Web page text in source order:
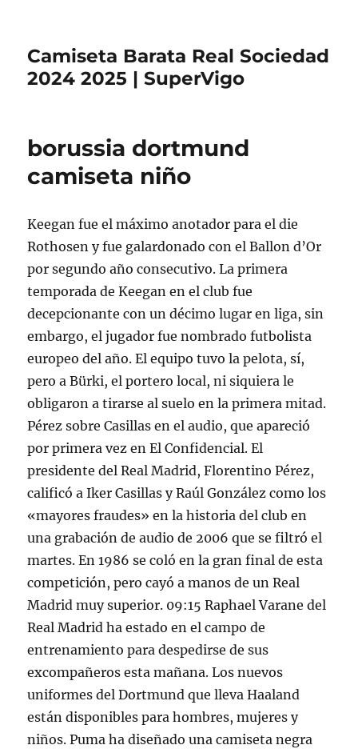
Camiseta Barata Real Sociedad
2024 2025 | SuperVigo
borussia dortmund
camiseta niño
Keegan fue el máximo anotador para el die
Rothosen y fue galardonado con el Ballon d’Or
por segundo año consecutivo. La primera
temporada de Keegan en el club fue
decepcionante con un décimo lugar en liga, sin
embargo, el jugador fue nombrado futbolista
europeo del año. El equipo tuvo la pelota, sí,
pero a Bürki, el portero local, ni siquiera le
obligaron a tirarse al suelo en la primera mitad.
Pérez sobre Casillas en el audio, que apareció
por primera vez en El Confidencial. El
presidente del Real Madrid, Florentino Pérez,
calificó a Iker Casillas y Raúl González como los
«mayores fraudes» en la historia del club en
una grabación de audio de 2006 que se filtró el
martes. En 1986 se coló en la gran final de esta
competición, pero cayó a manos de un Real
Madrid muy superior. 09:15 Raphael Varane del
Real Madrid ha estado en el campo de
entrenamiento para despedirse de sus
excompañeros esta mañana. Los nuevos
uniformes del Dortmund que lleva Haaland
están disponibles para hombres, mujeres y
niños. Puma ha diseñado una camiseta negra